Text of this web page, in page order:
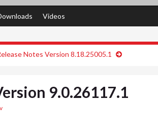
Videos
Notes Version 8.18.25005.1
9.0.26117.1